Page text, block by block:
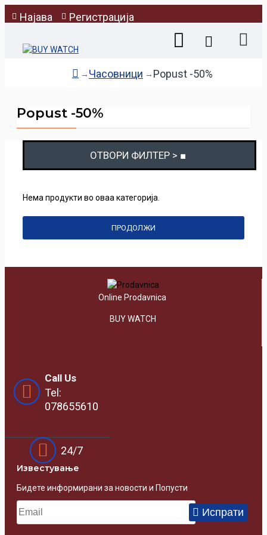
Најава Регистрација
Часовници Popust -50%
Popust -50%
ОТВОРИ ФИЛТЕР > ■
Нема продукти во оваа категорија.
ПРОДОЛЖИ
Online Prodavnica
BUY WATCH
Call Us
Tel:
078655610
24/7
Известувањe
Бидете информирани за новости и Попусти
Испрати